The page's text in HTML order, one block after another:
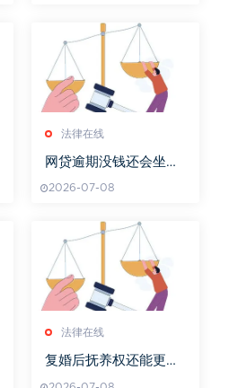
法律在线
网贷逾期没钱还会坐牢
2026-07-08
法律在线
复婚后抚养权还能更改